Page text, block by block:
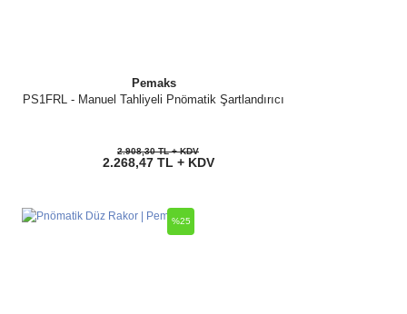
Pemaks
PS1FRL - Manuel Tahliyeli Pnömatik Şartlandırıcı
2.908,30 TL + KDV
2.268,47 TL + KDV
%25